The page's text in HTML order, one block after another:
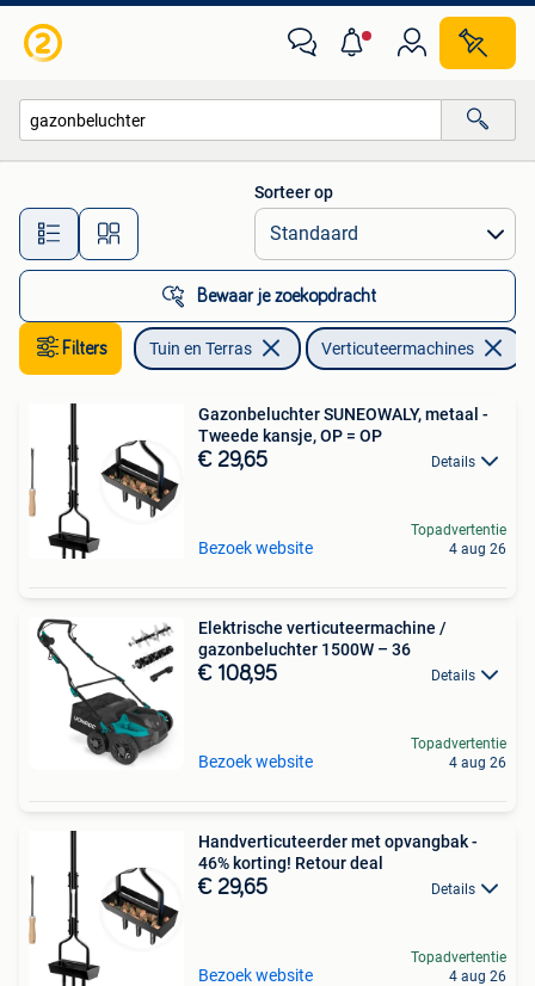
Alle afstanden…
Sorteer op
Bewaar je zoekopdracht
Filters Tuin en Terras Verticuteermachines
Gazonbeluchter SUNEOWALY, metaal -
Tweede kansje, OP = OP
€ 29,65 Details
Bezoek website
Topadvertentie
4 aug 26
Elektrische verticuteermachine /
gazonbeluchter 1500W – 36
€ 108,95 Details
Bezoek website
Topadvertentie
4 aug 26
Handverticuteerder met opvangbak -
46% korting! Retour deal
€ 29,65 Details
Bezoek website
Topadvertentie
4 aug 26